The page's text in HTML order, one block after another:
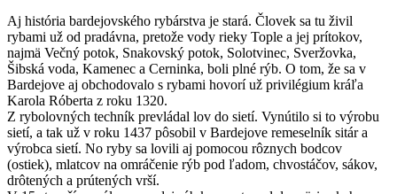
Aj história bardejovského rybárstva je stará. Človek sa tu živil
rybami už od pradávna, pretože vody rieky Tople a jej prítokov,
najmä Večný potok, Snakovský potok, Solotvinec, Sveržovka,
Šibská voda, Kamenec a Cerninka, boli plné rýb. O tom, že sa v
Bardejove aj obchodovalo s rybami hovorí už privilégium kráľa
Karola Róberta z roku 1320.
Z rybolovných techník prevládal lov do sietí. Vynútilo si to výrobu
sietí, a tak už v roku 1437 pôsobil v Bardejove remeselník sitár a
výrobca sietí. No ryby sa lovili aj pomocou rôznych bodcov
(ostiek), mlatcov na omráčenie rýb pod ľadom, chvostáčov, sákov,
drôtených a prútených vrší.